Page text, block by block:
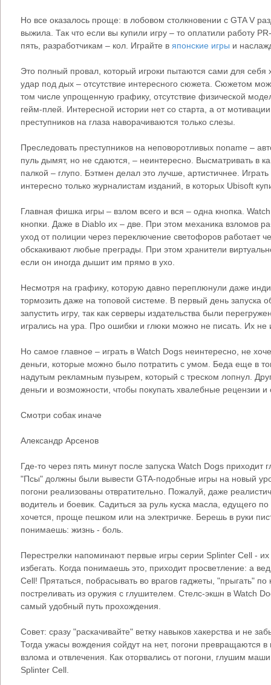
Но все оказалось проще: в лобовом столкновении c GTA V
выжила. Так что если вы купили игру – то оплатили работу
пять, разработчикам – кол. Играйте в японские игры и
Это полный провал, который игроки пытаются сами для себя
удар под дых – отсутствие интересного сюжета. Сюжетом
том числе упрощенную графику, отсутствие физической
гейм-плей. Интересной истории нет со старта, а от
преступников на глаза наворачиваются только слезы.
Преследовать преступников на неповоротливых noname –
пуль дымят, но не сдаются, – неинтересно. Высматривать в
палкой – глупо. Бэтмен делал это лучше, артистичнее.
интересно только журналистам изданий, в которых Ubisoft
Главная фишка игры – взлом всего и вся – одна кнопка.
кнопки. Даже в Diablo их – две. При этом механика взломов
уход от полиции через переключение светофоров работает
обскакивают любые преграды. При этом хранители
если он иногда дышит им прямо в ухо.
Несмотря на графику, которую давно переплюнули даже
тормозить даже на топовой системе. В первый день запуска
запустить игру, так как серверы издательства были
игрались на ура. Про ошибки и глюки можно не писать. Их не
Но самое главное – играть в Watch Dogs неинтересно, не
деньги, которые можно было потратить с умом. Беда еще в
надутым рекламным пузырем, который с треском лопнул.
деньги и возможности, чтобы покупать хвалебные рецензии и
Смотри собак иначе
Александр Арсенов
Где-то через пять минут после запуска Watch Dogs приходит
"Псы" должны были вывести GTA-подобные игры на новый
погони реализованы отвратительно. Пожалуй, даже
водитель и боевик. Садиться за руль куска масла, едущего
хочется, проще пешком или на электричке. Берешь в руки
понимаешь: жизнь - боль.
Перестрелки напоминают первые игры серии Splinter Cell -
избегать. Когда понимаешь это, приходит просветление: а
Cell! Прятаться, побрасывать во врагов гаджеты, "прыгать"
постреливать из оружия с глушителем. Стелс-экшн в Watch
самый удобный путь прохождения.
Совет: сразу "раскачивайте" ветку навыков хакерства и не
Тогда ужасы вождения сойдут на нет, погони превращаются
взлома и отвлечения. Как оторвались от погони, глушим
Splinter Cell.